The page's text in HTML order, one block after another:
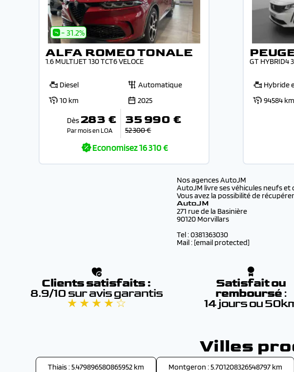
- 31.2%
ALFA ROMEO TONALE
1.6 MULTIJET 130 TCT6 VELOCE
Diesel
Automatique
10 km
2025
Dès 283 €
Par mois en LOA
35 990 €
52 300 €
Economisez16 310 €
GT HYBRID4
Hybride
94584 km
Nos agences AutoJM
AutoJM livre ses véhicules neufs
Vous avez la possibilité de
AutoJM
271 rue de la Basinière
90120 Morvillars
Tel : 0381363030
Mail : [email protected]
Clients satisfaits :
8.9/10 sur avis garantis
★ ★ ★ ★ ☆
Satisfait ou
remboursé :
14 jours ou
Villes
Thiais : 5.479896580865952 km Montgeron : 5.701208326548797 km